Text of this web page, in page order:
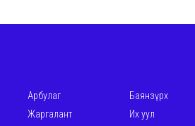
Арбулаг Баянзүрх
Жаргалант Их уул